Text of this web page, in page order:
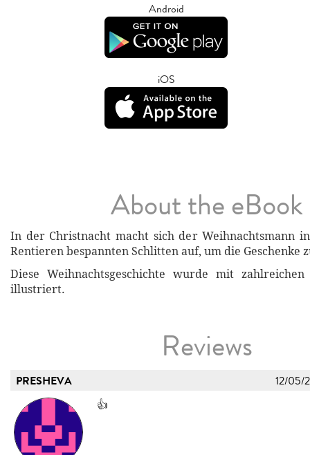
Android
iOS
About the eBook
In der Christnacht macht sich der Weihnachtsmann
Rentieren bespannten Schlitten auf, um die Geschenke
Diese Weihnachtsgeschichte wurde mit
illustriert.
Reviews
PRESHEVA 12/05/
👍